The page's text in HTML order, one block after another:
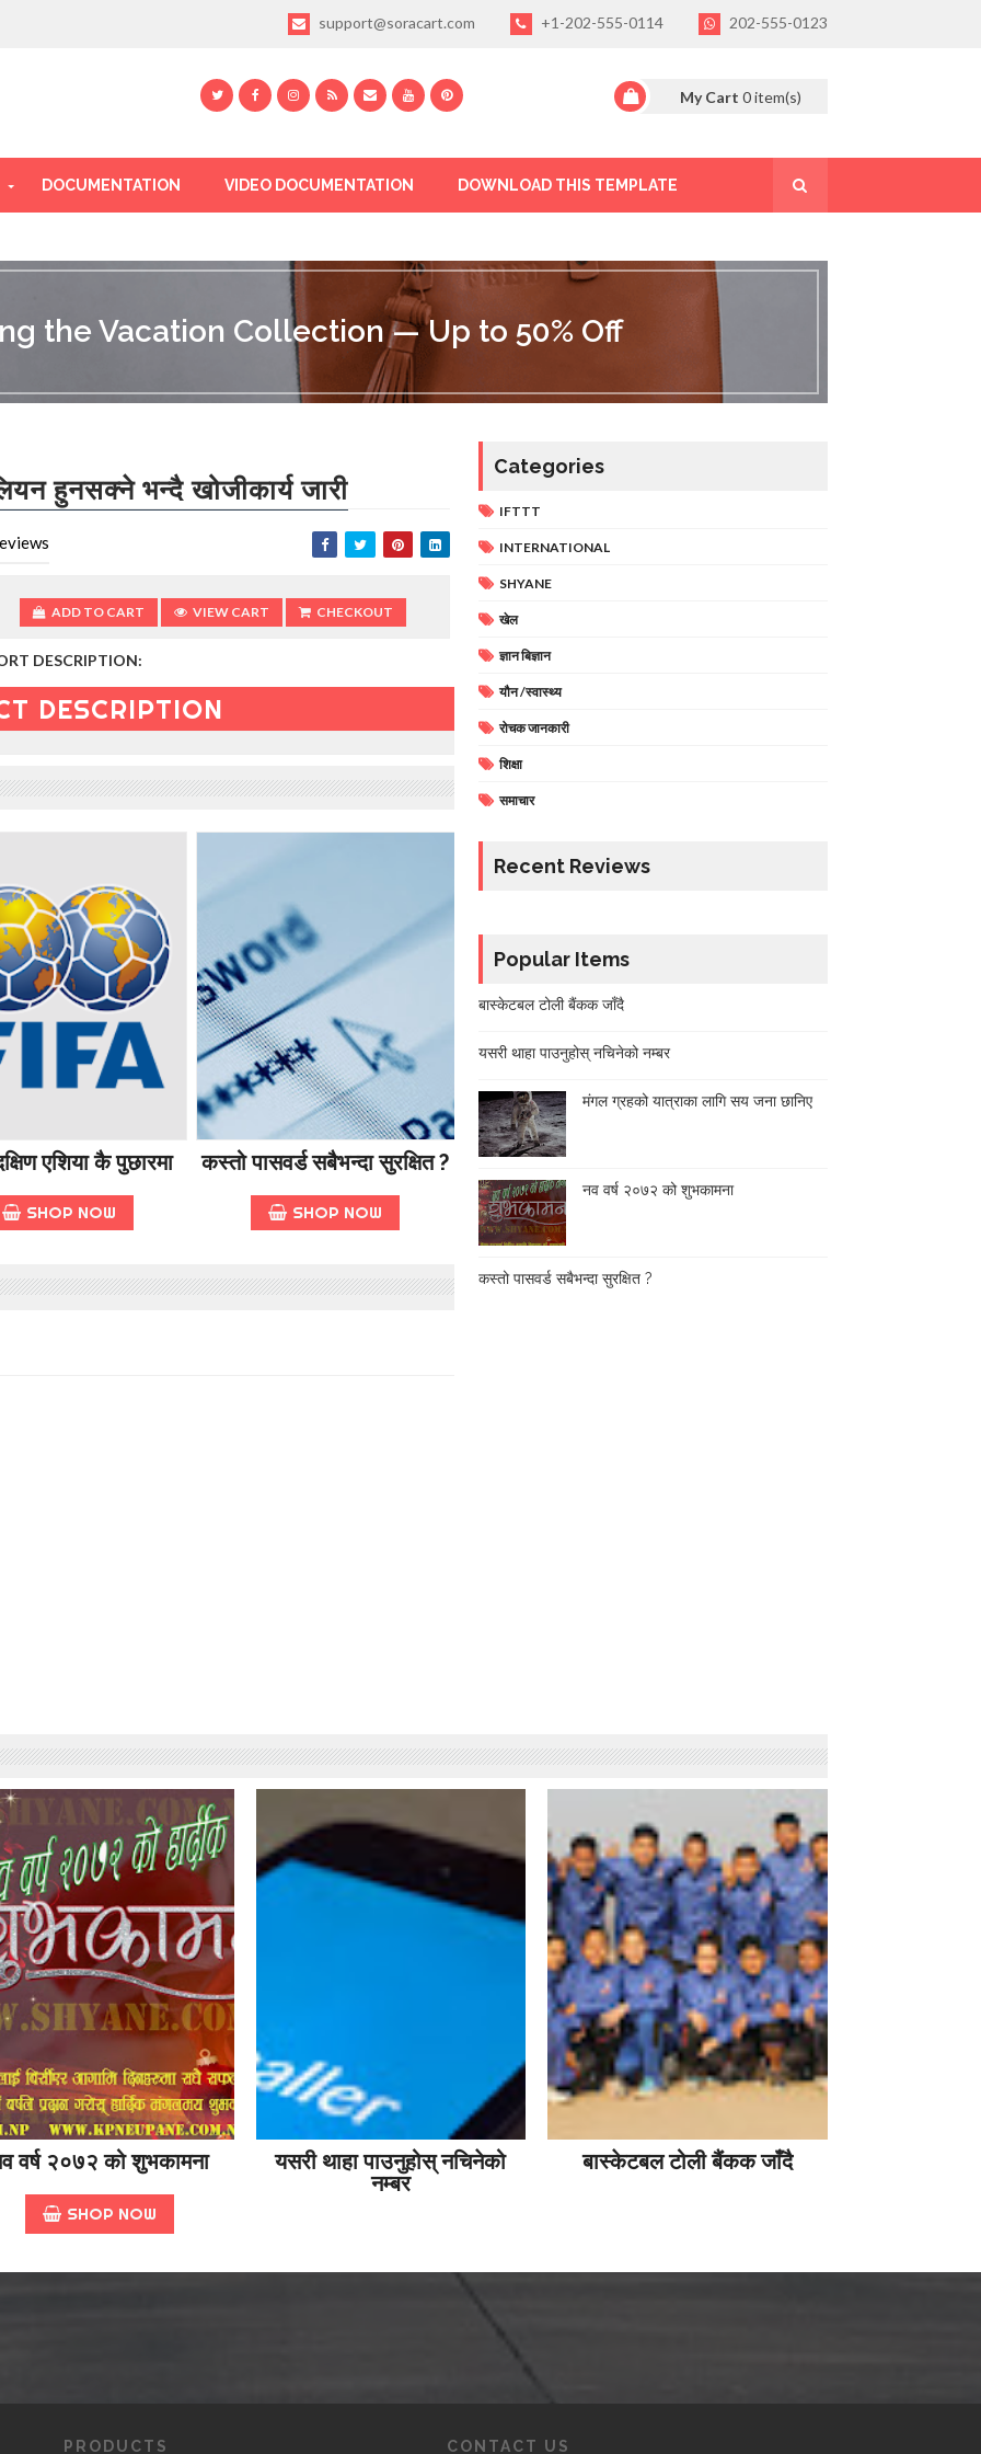
support@soracart.com +1-202-555-0114 202-555-0123
My Cart 0item(s)
DOCUMENTATION VIDEO DOCUMENTATION DOWNLOAD THIS TEMPLATE
the Vacation Collection — Up to 50% Off
हुनसक्ने भन्दै खोजीकार्य जारी
ADD TO CART VIEW CART CHECKOUT
DESCRIPTION:
DESCRIPTION
एशिया कै पुछारमा
SHOP NOW
कस्तो पासवर्ड सबैभन्दा सुरक्षित ?
SHOP NOW
Categories
IFTTT
INTERNATIONAL
SHYANE
खेल
ज्ञान बिज्ञान
यौन /स्वास्थ्य
रोचक जानकारी
शिक्षा
समाचार
Recent Reviews
Popular Items
बास्केटबल टोली बैंकक जाँदै
यसरी थाहा पाउनुहोस् नचिनेको नम्बर
मंगल ग्रहको यात्राका लागि सय जना छानिए
नव वर्ष २०७२ को शुभकामना
कस्तो पासवर्ड सबैभन्दा सुरक्षित ?
वर्ष २०७२ को शुभकामना
SHOP NOW
यसरी थाहा पाउनुहोस् नचिनेको
नम्बर
बास्केटबल टोली बैंकक जाँदै
PRODUCTS CONTACT US